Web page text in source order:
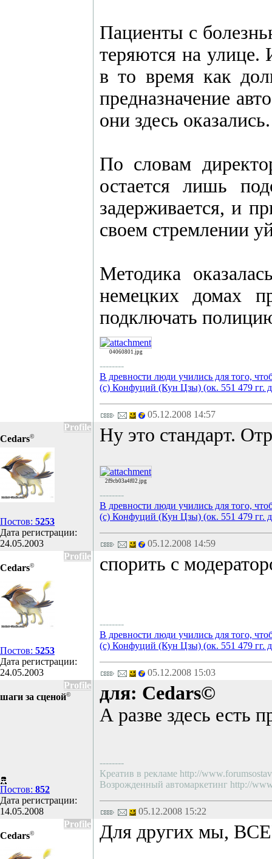
Пациенты с
теряются на улице.
в то время как
предназначение
они здесь оказались.
По словам
остается лишь
задерживается, и
своем стремлении
Методика
немецких домах
подключать
04060801.jpg
--------
В древности люди учились для того,
(с) Конфуций (Кун Цзы) (ок. 551 479 гг.
05.12.2008 14:57
Profile
Cedars©
Постов: 5253
Дата регистрации:
24.05.2003
Ну это стандарт.
2f9cb03a4f02.jpg
--------
В древности люди учились для того,
(с) Конфуций (Кун Цзы) (ок. 551 479 гг.
05.12.2008 14:59
Profile
Cedars©
Постов: 5253
Дата регистрации:
24.05.2003
спорить с
--------
В древности люди учились для того,
(с) Конфуций (Кун Цзы) (ок. 551 479 гг.
05.12.2008 15:03
Profile
шаги за сценой©
Постов: 852
Дата регистрации:
14.05.2008
для: Cedars©
А разве здесь есть
--------
Креатив в рекламе http://
Возрожденный автомаркетинг http://
05.12.2008 15:22
Profile
Cedars© Для других мы,